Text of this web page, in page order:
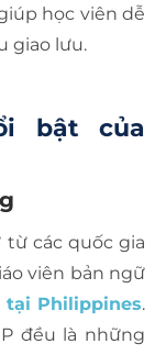
học viên dễ
giao lưu.
bật của
các quốc gia
viên bản ngữ
Philippines.
đều là những